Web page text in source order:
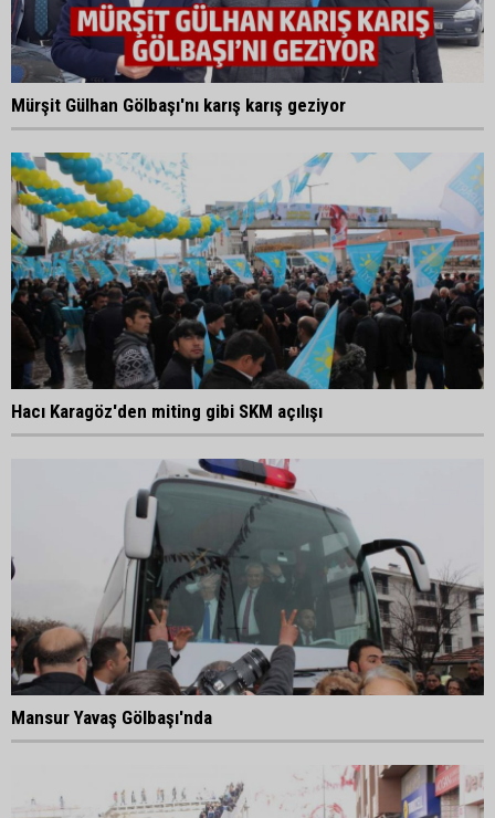
Mürşit Gülhan Gölbaşı'nı karış karış geziyor
Hacı Karagöz'den miting gibi SKM açılışı
Mansur Yavaş Gölbaşı'nda